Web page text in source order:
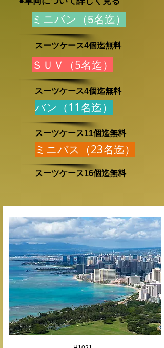
ミニバン（5名迄）
スーツケース4個迄無料
ＳＵＶ（5名迄）
スーツケース4個迄無料
バン（11名迄）
スーツケース11個迄無料
ミニバス（23名迄）
スーツケース16個迄無料